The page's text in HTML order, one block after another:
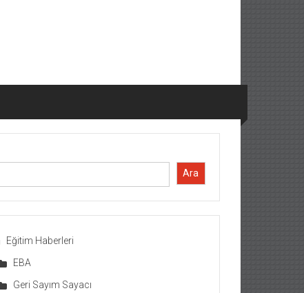
Ara
Eğitim Haberleri
EBA
Geri Sayım Sayacı